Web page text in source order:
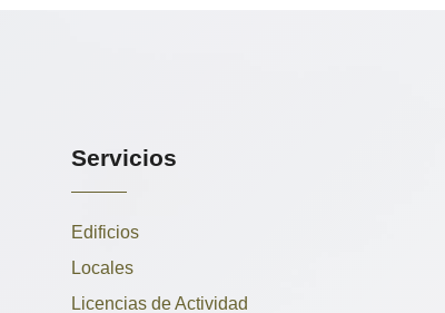
Servicios
Edificios
Locales
Licencias de Actividad